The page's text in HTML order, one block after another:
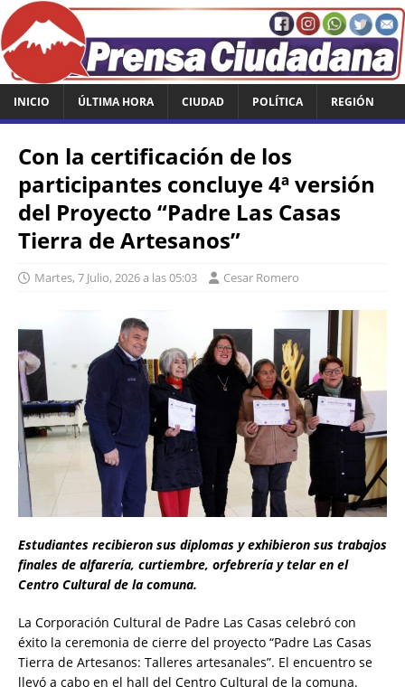
INICIO ÚLTIMA HORA CIUDAD POLÍTICA REGIÓN
Con la certificación de los
participantes concluye 4ª versión
del Proyecto “Padre Las Casas
Tierra de Artesanos”
Martes, 7 Julio, 2026 a las 05:03 Cesar Romero
Estudiantes recibieron sus diplomas y exhibieron sus trabajos
finales de alfarería, curtiembre, orfebrería y telar en el
Centro Cultural de la comuna.
La Corporación Cultural de Padre Las Casas celebró con
éxito la ceremonia de cierre del proyecto “Padre Las Casas
Tierra de Artesanos: Talleres artesanales”. El encuentro se
llevó a cabo en el hall del Centro Cultural de la comuna.